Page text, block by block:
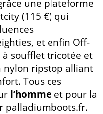
une plateforme
(115 €) qui
et enfin Off-
à soufflet tricotée et
nylon ripstop alliant
Tous ces
l’homme et pour la
palladiumboots.fr.